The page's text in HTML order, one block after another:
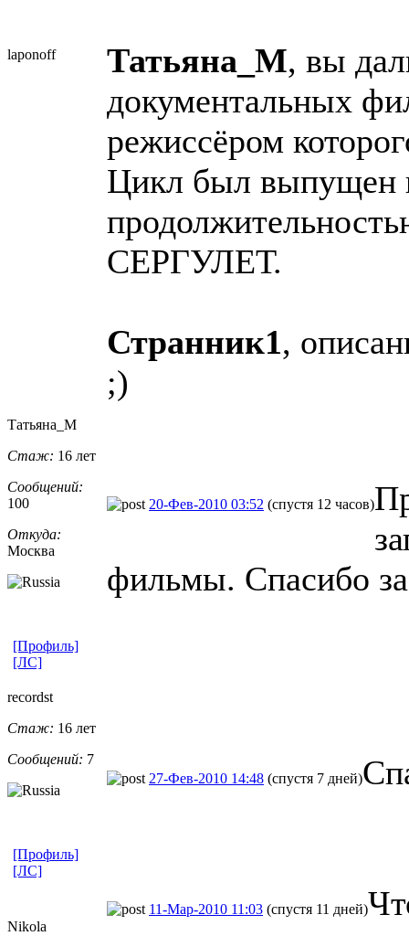
laponoff Татьяна_М, вы
документальных
режиссёром
Цикл был выпущен
СЕРГУЛЕТ.
Странник1,
;)
Татьяна_М
Стаж: 16 лет
Сообщений:
100
Откуда:
Москва
20-Фев-2010 03:52 (спустя 12 часов)
фильмы. Спасибо
[Профиль]
[ЛС]
recordst
Стаж: 16 лет
Сообщений: 7
27-Фев-2010 14:48 (спустя 7 дней)
[Профиль]
[ЛС]
Nikola
11-Мар-2010 11:03 (спустя 11 дней)